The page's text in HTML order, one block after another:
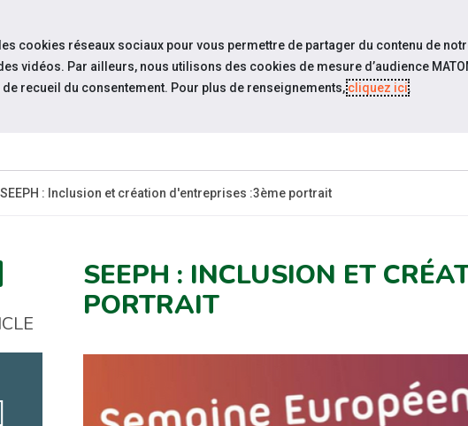
QUI SOMMES-
SEEPH : Inclusion et création d'entreprises :3ème portrait
SEEPH : INCLUSION ET
PORTRAIT
cookies réseaux sociaux pour vous permettre de partager du contenu de
vidéos. Par ailleurs, nous utilisons des cookies de mesure d’audience
de recueil du consentement. Pour plus de renseignements,cliquez ici.